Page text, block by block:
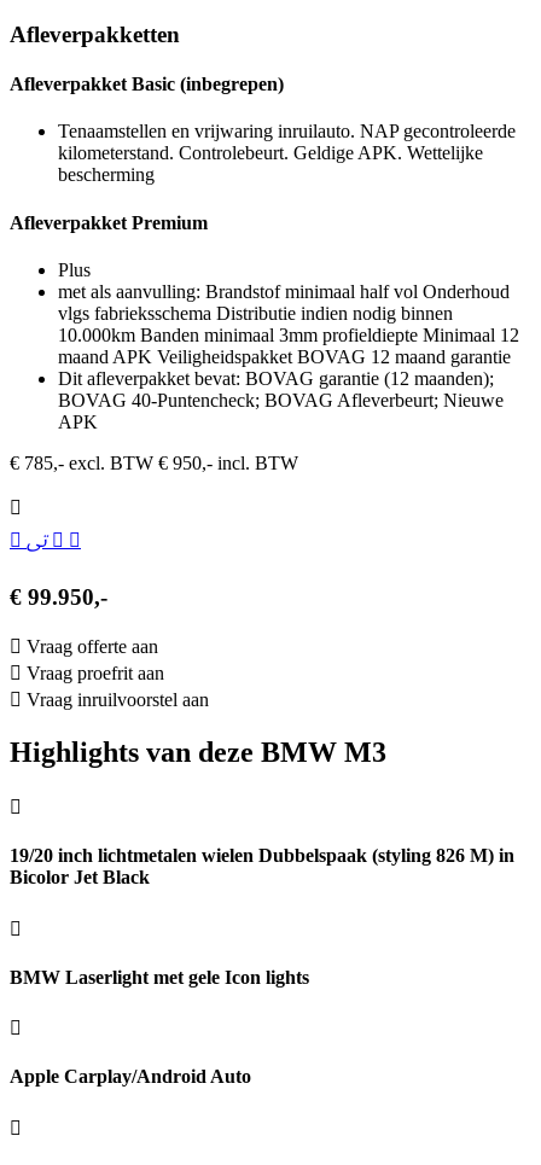
Afleverpakketten
Afleverpakket Basic (inbegrepen)
Tenaamstellen en vrijwaring inruilauto. NAP gecontroleerde
kilometerstand. Controlebeurt. Geldige APK. Wettelijke
bescherming
Afleverpakket Premium
Plus
met als aanvulling: Brandstof minimaal half vol Onderhoud
vlgs fabrieksschema Distributie indien nodig binnen
10.000km Banden minimaal 3mm profieldiepte Minimaal 12
maand APK Veiligheidspakket BOVAG 12 maand garantie
Dit afleverpakket bevat: BOVAG garantie (12 maanden);
BOVAG 40-Puntencheck; BOVAG Afleverbeurt; Nieuwe
APK
€ 785,- excl. BTW € 950,- incl. BTW
€ 99.950,-
Vraag offerte aan
Vraag proefrit aan
Vraag inruilvoorstel aan
Highlights van deze BMW M3
19/20 inch lichtmetalen wielen Dubbelspaak (styling 826 M) in
Bicolor Jet Black
BMW Laserlight met gele Icon lights
Apple Carplay/Android Auto